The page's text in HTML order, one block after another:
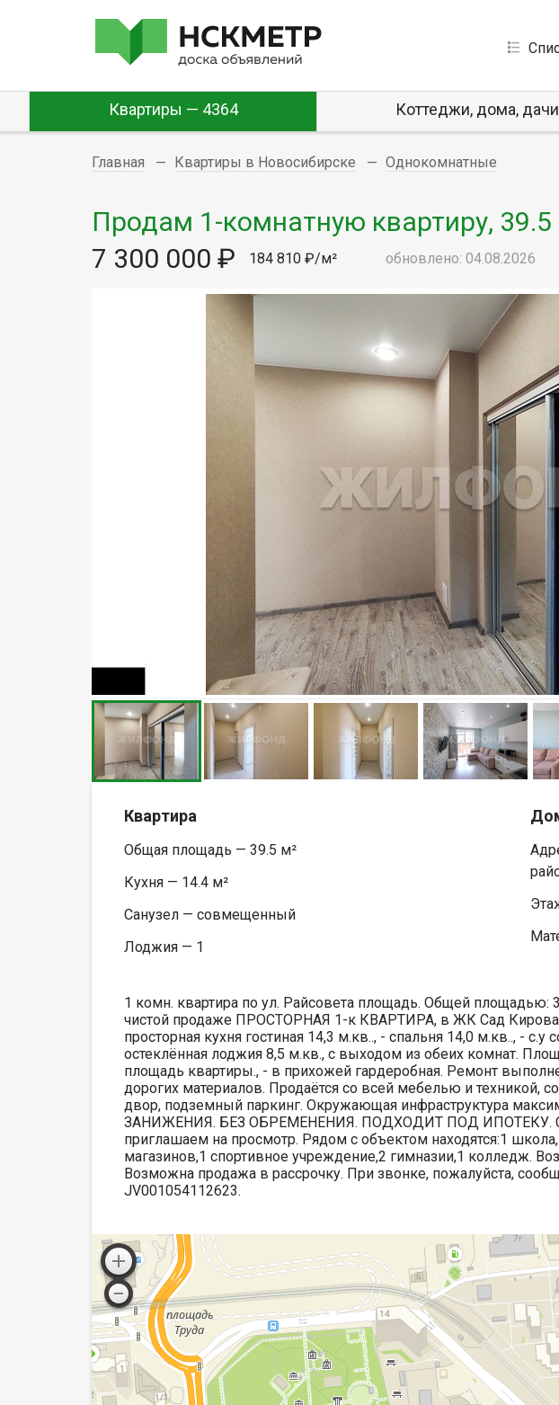
Квартиры — 4364 Коттеджи, дома,
Главная Квартиры в Новосибирске Однокомнатные
Продам 1-комнатную квартиру, 39.5
7 300 000 ₽
184 810 ₽/м² обновлено: 04.08.2026
Квартира
Общая площадь — 39.5 м²
Кухня — 14.4 м²
Санузел — совмещенный
Лоджия — 1
1 комн. квартира по ул. Райсовета площадь. Общей
чистой продаже ПРОСТОРНАЯ 1-к КВАРТИРА, в ЖК Сад Кирова.
просторная кухня гостиная 14,3 м.кв.., - спальня 14,0 м.кв.., -
остеклённая лоджия 8,5 м.кв., с выходом из обеих комнат.
площадь квартиры., - в прихожей гардеробная. Ремонт
дорогих материалов. Продаётся со всей мебелью и техникой,
двор, подземный паркинг. Окружающая инфраструктура
ЗАНИЖЕНИЯ. БЕЗ ОБРЕМЕНЕНИЯ. ПОДХОДИТ ПОД ИПОТЕКУ. С
приглашаем на просмотр. Рядом с объектом находятся:1
магазинов,1 спортивное учреждение,2 гимназии,1 колледж.
Возможна продажа в рассрочку. При звонке, пожалуйста,
JV001054112623.